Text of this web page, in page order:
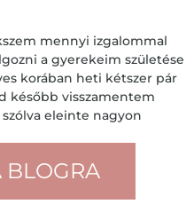
mennyi izgalommal
a gyerekeim születése
korában heti kétszer pár
később visszamentem
eleinte nagyon
BLOGRA